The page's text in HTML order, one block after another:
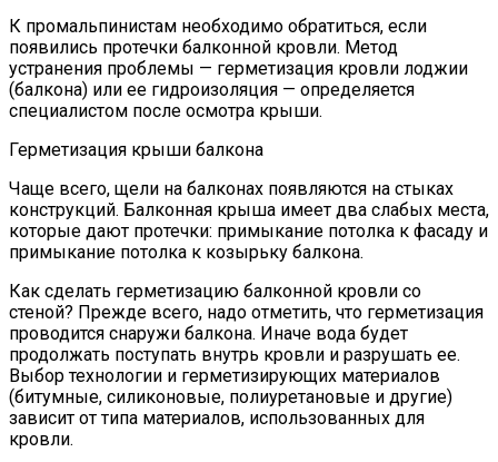
К промальпинистам необходимо обратиться, если
появились протечки балконной кровли. Метод
устранения проблемы — герметизация кровли лоджии
(балкона) или ее гидроизоляция — определяется
специалистом после осмотра крыши.
Герметизация крыши балкона
Чаще всего, щели на балконах появляются на стыках
конструкций. Балконная крыша имеет два слабых места,
которые дают протечки: примыкание потолка к фасаду и
примыкание потолка к козырьку балкона.
Как сделать герметизацию балконной кровли со
стеной? Прежде всего, надо отметить, что герметизация
проводится снаружи балкона. Иначе вода будет
продолжать поступать внутрь кровли и разрушать ее.
Выбор технологии и герметизирующих материалов
(битумные, силиконовые, полиуретановые и другие)
зависит от типа материалов, использованных для
кровли.